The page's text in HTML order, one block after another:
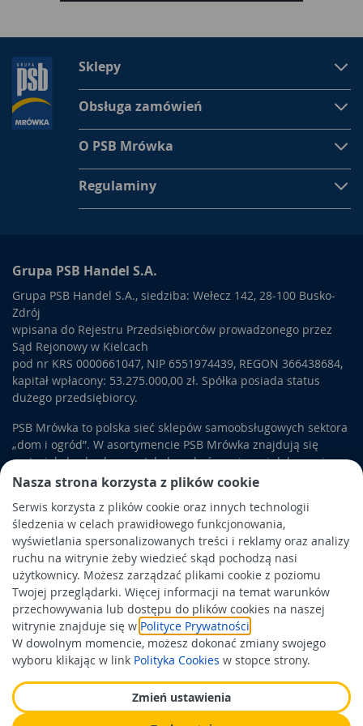
Nasza strona korzysta z plików cookie
Serwis korzysta z plików cookie oraz innych technologii
śledzenia w celach prawidłowego funkcjonowania,
wyświetlania spersonalizowanych treści i reklamy oraz analizy
ruchu na witrynie żeby wiedzieć skąd pochodzą nasi
użytkownicy. Możesz zarządzać plikami cookie z poziomu
Twojej przeglądarki. Więcej informacji na temat warunków
przechowywania lub dostępu do plików cookies na naszej
witrynie znajduje się w Polityce Prywatności
W dowolnym momencie, możesz dokonać zmiany swojego
wyboru klikając w link Polityka Cookies w stopce strony.
Zmień ustawienia
Sklepy
Obsługa zamówień
O PSB Mrówka
Regulaminy
Grupa PSB Handel S.A.
Grupa PSB Handel S.A., siedziba: Wełecz 142, 28-100 Busko-
Zdrój
wpisana do Rejestru Przedsiębiorców prowadzonego przez
Sąd Rejonowy w Kielcach
pod nr KRS 0000661047, NIP 6551974439, REGON 366438684,
kapitał wpłacony: 53.275.000,00 zł. Spółka posiada status
dużego przedsiębiorcy.
PSB Mrówka to polska sieć sklepów samoobsługowych sektora
„dom i ogród”. W asortymencie PSB Mrówka znajdują się
materiały budowlane, artykuły wykończeniowe i dekoracyjne,
wyposażenie łazienek i kuchni, elektronarzędzia, a także
artykuły związane z ogrodem i otoczeniem domu.
Obowiązek informacyjny
Polityka prywatności
Polityka Cookies
Odbiór zużytego sprzętu
Wspierają nas: